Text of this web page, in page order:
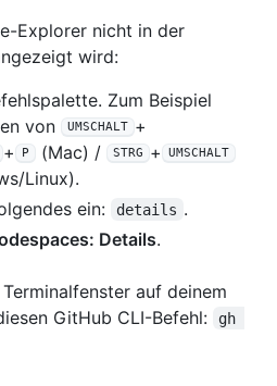
Explorer nicht in der
wird:
Zum Beispiel
von
UMSCHALT +
+ P (Mac) / STRG + UMSCHALT
Linux).
ein:
details .
Details.
auf deinem
GitHub CLI-Befehl:
gh